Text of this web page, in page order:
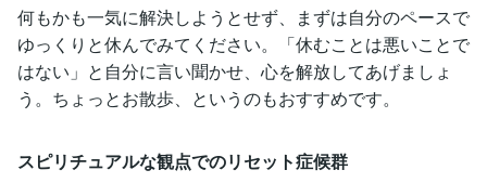
何もかも一気に解決しようとせず、まずは自分のペースで
ゆっくりと休んでみてください。「休むことは悪いことで
はない」と自分に言い聞かせ、心を解放してあげましょ
う。ちょっとお散歩、というのもおすすめです。
スピリチュアルな観点でのリセット症候群